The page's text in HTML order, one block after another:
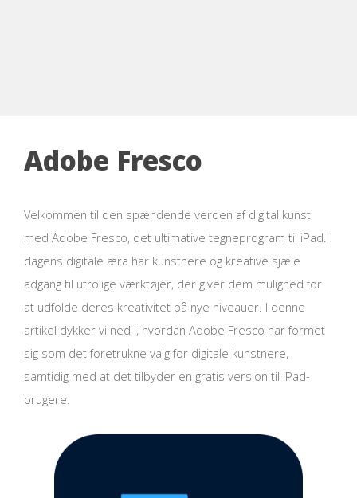
Adobe Fresco
Velkommen til den spændende verden af digital kunst
med Adobe Fresco, det ultimative tegneprogram til iPad. I
dagens digitale æra har kunstnere og kreative sjæle
adgang til utrolige værktøjer, der giver dem mulighed for
at udfolde deres kreativitet på nye niveauer. I denne
artikel dykker vi ned i, hvordan Adobe Fresco har formet
sig som det foretrukne valg for digitale kunstnere,
samtidig med at det tilbyder en gratis version til iPad-
brugere.